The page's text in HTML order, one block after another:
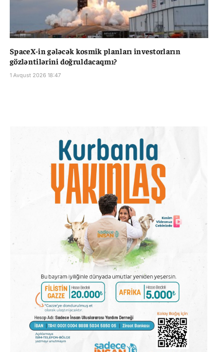
SpaceX-in gələcək kosmik planları investorların
gözləntilərini doğruldacaqmı?
1 Avqust 2026 18:47